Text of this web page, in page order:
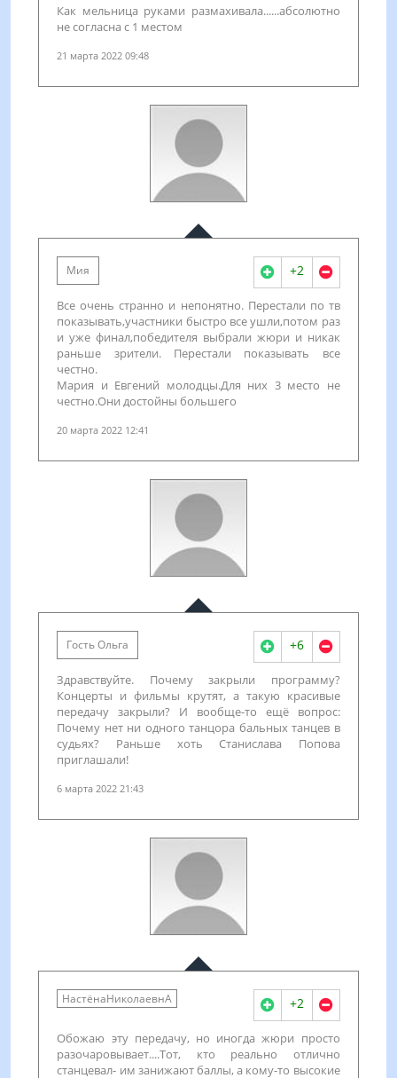
Как мельница руками размахивала......абсолютно
не согласна с 1 местом
21 марта 2022 09:48
Мия +2
Все очень странно и непонятно. Перестали по тв
показывать,участники быстро все ушли,потом раз
и уже финал,победителя выбрали жюри и никак
раньше зрители. Перестали показывать все
честно.
Мария и Евгений молодцы.Для них 3 место не
честно.Они достойны большего
20 марта 2022 12:41
Гость Ольга +6
Здравствуйте. Почему закрыли программу?
Концерты и фильмы крутят, а такую красивые
передачу закрыли? И вообще-то ещё вопрос:
Почему нет ни одного танцора бальных танцев в
судьях? Раньше хоть Станислава Попова
приглашали!
6 марта 2022 21:43
НастёнаНиколаевнА +2
Обожаю эту передачу, но иногда жюри просто
разочаровывает....Тот, кто реально отлично
станцевал- им занижают баллы, а кому-то высокие